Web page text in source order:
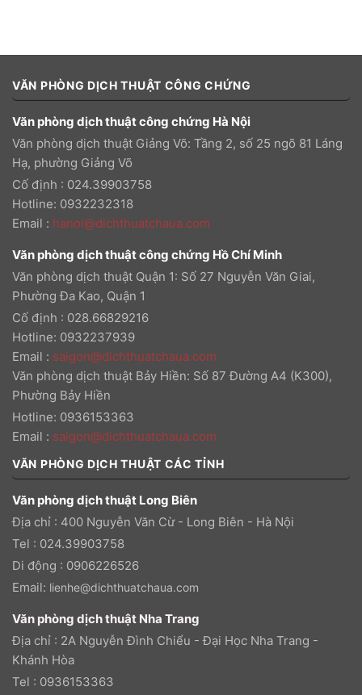
VĂN PHÒNG DỊCH THUẬT CÔNG CHỨNG
Văn phòng dịch thuật công chứng Hà Nội
Văn phòng dịch thuật Giảng Võ: Tầng 2, số 25 ngõ 81 Láng
Hạ, phường Giảng Võ
Cố định : 024.39903758
Hotline: 0932232318
Email : hanoi@dichthuatchaua.com
Văn phòng dịch thuật công chứng Hồ Chí Minh
Văn phòng dịch thuật Quận 1: Số 27 Nguyễn Văn Giai,
Phường Đa Kao, Quận 1
Cố định : 028.66829216
Hotline: 0932237939
Email : saigon@dichthuatchaua.com
Văn phòng dịch thuật Bảy Hiền: Số 87 Đường A4 (K300),
Phường Bảy Hiền
Hotline: 0936153363
Email : saigon@dichthuatchaua.com
VĂN PHÒNG DỊCH THUẬT CÁC TỈNH
Văn phòng dịch thuật Long Biên
Địa chỉ : 400 Nguyễn Văn Cừ - Long Biên - Hà Nội
Tel : 024.39903758
Di động : 0906226526
Email: lienhe@dichthuatchaua.com
Văn phòng dịch thuật Nha Trang
Địa chỉ : 2A Nguyễn Đình Chiểu - Đại Học Nha Trang -
Khánh Hòa
Tel : 0936153363